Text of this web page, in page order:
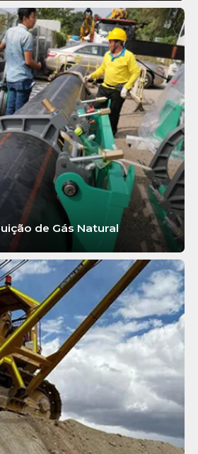
de Gás Natural